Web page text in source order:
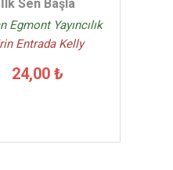
İlk Sen Başla
Egmont Yayıncılık
Entrada Kelly
24,00 ₺